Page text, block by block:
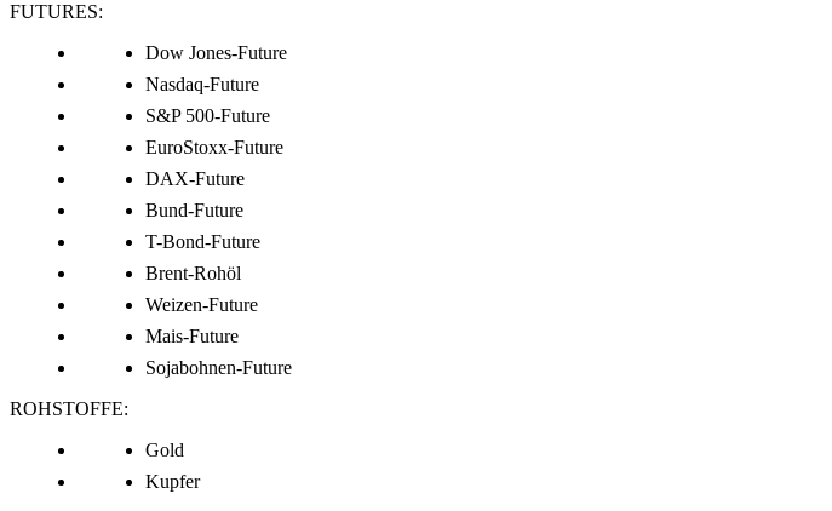
FUTURES:
Dow Jones-Future
Nasdaq-Future
S&P 500-Future
EuroStoxx-Future
DAX-Future
Bund-Future
T-Bond-Future
Brent-Rohöl
Weizen-Future
Mais-Future
Sojabohnen-Future
ROHSTOFFE:
Gold
Kupfer